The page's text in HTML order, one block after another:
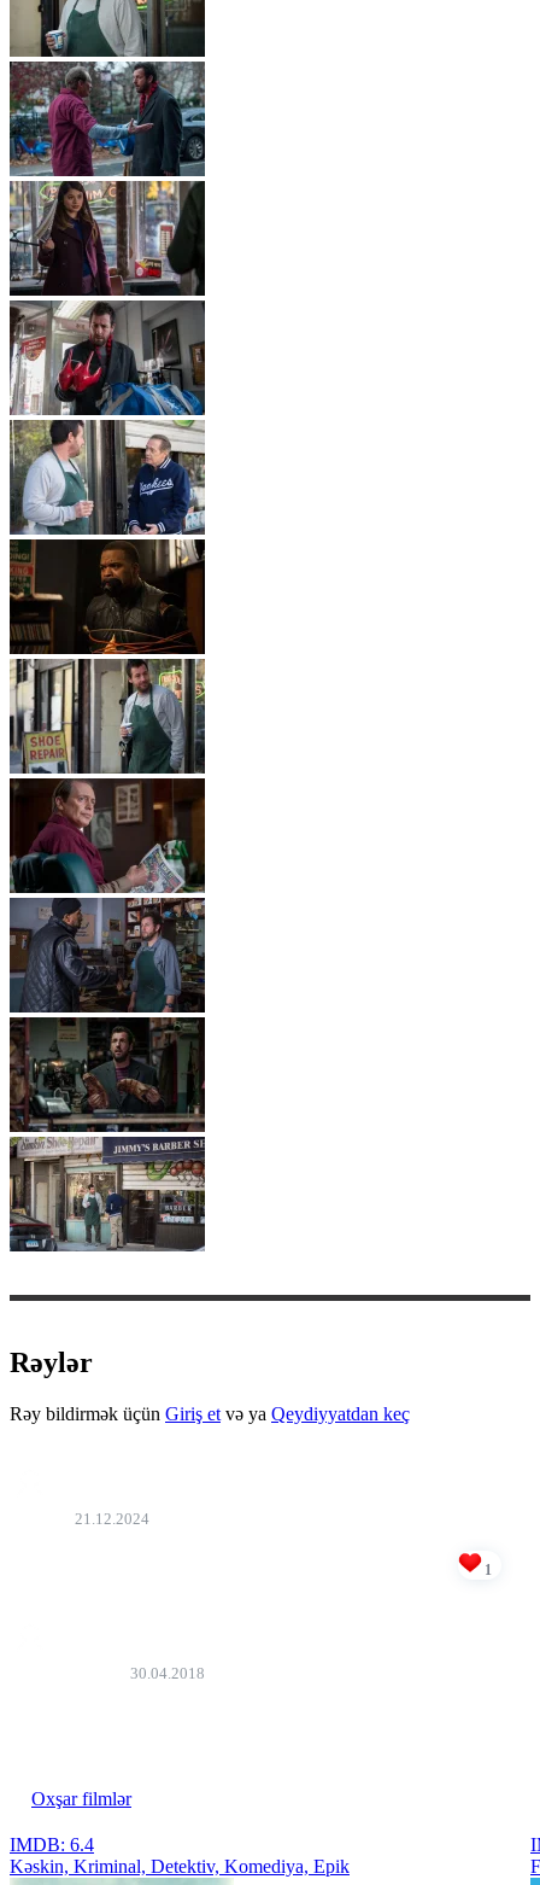
Rəylər
Rəy bildirmək üçün Giriş et və ya Qeydiyyatdan keç
21.12.2024
1
30.04.2018
Oxşar filmlər
IMDB: 6.4
Kəskin, Kriminal, Detektiv, Komediya, Epik